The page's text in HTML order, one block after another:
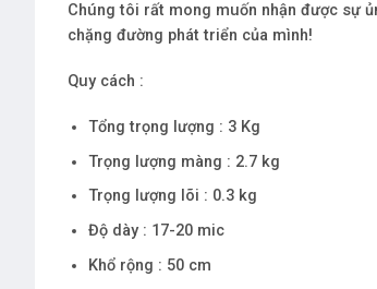
Chúng tôi rất mong muốn nhận được sự
chặng đường phát triển của mình!
Quy cách :
Tổng trọng lượng : 3 Kg
Trọng lượng màng : 2.7 kg
Trọng lượng lõi : 0.3 kg
Độ dày : 17-20 mic
Khổ rộng : 50 cm